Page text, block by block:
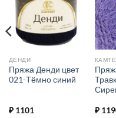
Добавить в
избранное.
ДЕНДИ
Пряжа Денди цвет
021-Тёмно синий
₽1101 ₽